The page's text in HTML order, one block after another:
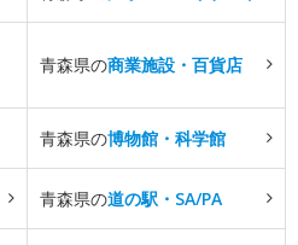
青森県の商業施設・百貨店
青森県の博物館・科学館
青森県の道の駅・SA/PA